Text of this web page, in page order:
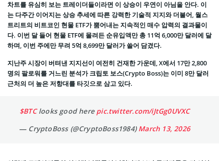
차트를 유심히 보는 트레이더들이라면 이 상승이 우연이 아님을 안다. 이
는 다주간 이어지는 상승 추세에 따른 강력한 기술적 지지와 더불어, 월스
트리트의 비트코인 현물 ETF가 뿜어내는 지속적인 매수 압력의 결과물이
다. 이번 달 들어 현물 ETF에 몰려든 순유입액만 총 11억 6,000만 달러에 달
하며, 이번 주에만 무려 5억 8,699만 달러가 쓸어 담겼다.
지난주 시장이 버텨낸 지지선이 여전히 건재한 가운데, X에서 17만 2,800
명의 팔로워를 거느린 분석가 크립토 보스(Crypto Boss)는 이미 8만 달러
근처의 더 높은 저항대를 타깃으로 삼고 있다.
$BTClooks good here pic.twitter.com/iJtGg0UVXC
— CryptoBoss (@CryptoBoss1984)March 13, 2026